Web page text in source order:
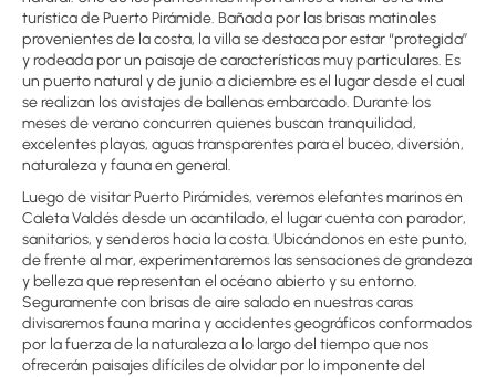
turística de Puerto Pirámide. Bañada por las brisas matinales
provenientes de la costa, la villa se destaca por estar “protegida”
y rodeada por un paisaje de características muy particulares. Es
un puerto natural y de junio a diciembre es el lugar desde el cual
se realizan los avistajes de ballenas embarcado. Durante los
meses de verano concurren quienes buscan tranquilidad,
excelentes playas, aguas transparentes para el buceo, diversión,
naturaleza y fauna en general.
Luego de visitar Puerto Pirámides, veremos elefantes marinos en
Caleta Valdés desde un acantilado, el lugar cuenta con parador,
sanitarios, y senderos hacia la costa. Ubicándonos en este punto,
de frente al mar, experimentaremos las sensaciones de grandeza
y belleza que representan el océano abierto y su entorno.
Seguramente con brisas de aire salado en nuestras caras
divisaremos fauna marina y accidentes geográficos conformados
por la fuerza de la naturaleza a lo largo del tiempo que nos
ofrecerán paisajes difíciles de olvidar por lo imponente del